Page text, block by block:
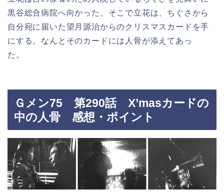
黒谷総合病院へ向かった。そこで立花は、ちぐさから
自分宛に届いた望月源治からのクリスマスカードを手
にする。なんとそのカードには人骨が添えてあっ
た。
Ｇメン75 第290話 X’masカードの
中の人骨 感想・ポイント